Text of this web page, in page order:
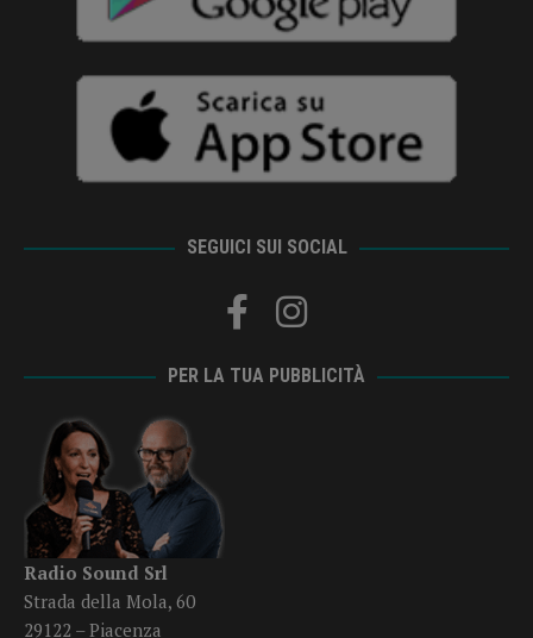
SEGUICI SUI SOCIAL
PER LA TUA PUBBLICITÀ
Radio Sound Srl
Strada della Mola, 60
29122 – Piacenza